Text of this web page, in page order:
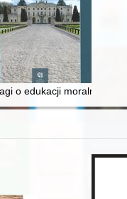
i towarzyski lokalnego
o edukacji moralnej